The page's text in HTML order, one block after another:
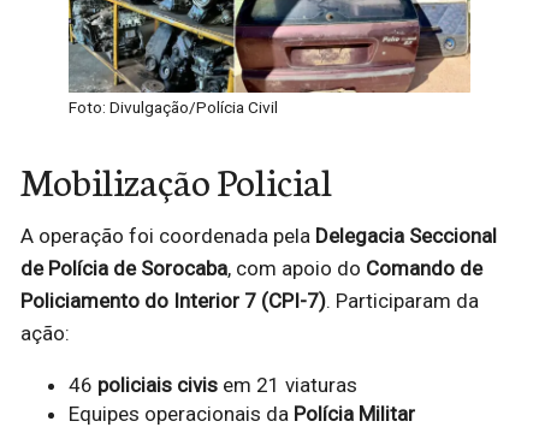
Foto: Divulgação/Polícia Civil
Mobilização Policial
A operação foi coordenada pela Delegacia Seccional
de Polícia de Sorocaba, com apoio do Comando de
Policiamento do Interior 7 (CPI-7). Participaram da
ação:
46 policiais civis em 21 viaturas
Equipes operacionais da Polícia Militar